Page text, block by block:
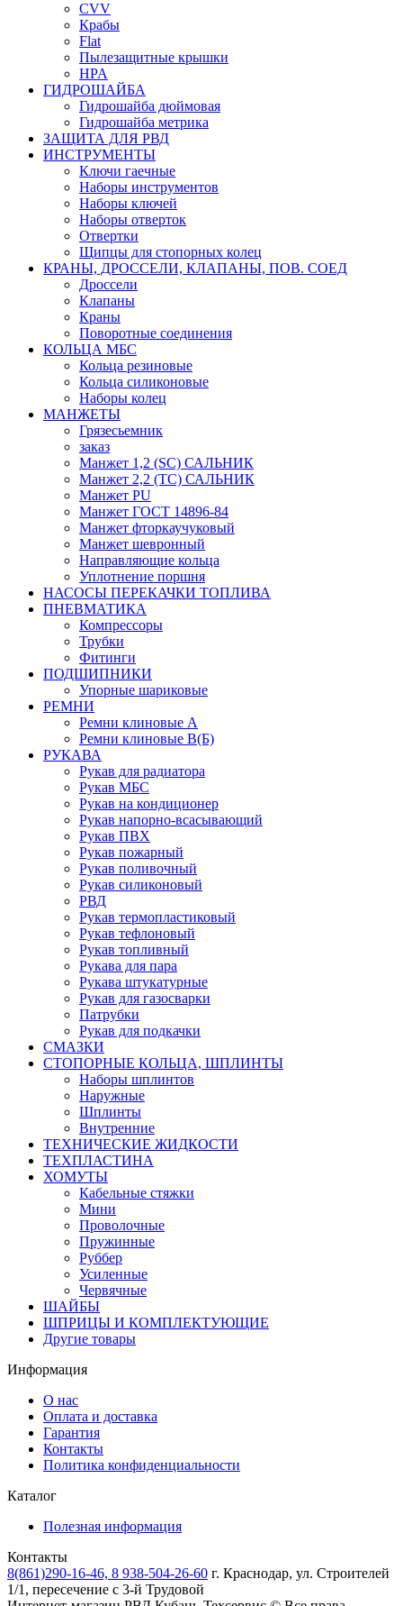
CVV
Крабы
Flat
Пылезащитные крышки
HPA
ГИДРОШАЙБА
Гидрошайба дюймовая
Гидрошайба метрика
ЗАЩИТА ДЛЯ РВД
ИНСТРУМЕНТЫ
Ключи гаечные
Наборы инструментов
Наборы ключей
Наборы отверток
Отвертки
Щипцы для стопорных колец
КРАНЫ, ДРОССЕЛИ, КЛАПАНЫ, ПОВ. СОЕД
Дроссели
Клапаны
Краны
Поворотные соединения
КОЛЬЦА МБС
Кольца резиновые
Кольца силиконовые
Наборы колец
МАНЖЕТЫ
Грязесьемник
заказ
Манжет 1,2 (SC) САЛЬНИК
Манжет 2,2 (ТС) САЛЬНИК
Манжет PU
Манжет ГОСТ 14896-84
Манжет фторкаучуковый
Манжет шевронный
Направляющие кольца
Уплотнение поршня
НАСОСЫ ПЕРЕКАЧКИ ТОПЛИВА
ПНЕВМАТИКА
Компрессоры
Трубки
Фитинги
ПОДШИПНИКИ
Упорные шариковые
РЕМНИ
Ремни клиновые А
Ремни клиновые В(Б)
РУКАВА
Рукав для радиатора
Рукав МБС
Рукав на кондиционер
Рукав напорно-всасывающий
Рукав ПВХ
Рукав пожарный
Рукав поливочный
Рукав силиконовый
РВД
Рукав термопластиковый
Рукав тефлоновый
Рукав топливный
Рукава для пара
Рукава штукатурные
Рукав для газосварки
Патрубки
Рукав для подкачки
СМАЗКИ
СТОПОРНЫЕ КОЛЬЦА, ШПЛИНТЫ
Наборы шплинтов
Наружные
Шплинты
Внутренние
ТЕХНИЧЕСКИЕ ЖИДКОСТИ
ТЕХПЛАСТИНА
ХОМУТЫ
Кабельные стяжки
Мини
Проволочные
Пружинные
Руббер
Усиленные
Червячные
ШАЙБЫ
ШПРИЦЫ И КОМПЛЕКТУЮЩИЕ
Другие товары
Информация
О нас
Оплата и доставка
Гарантия
Контакты
Политика конфиденциальности
Каталог
Полезная информация
Контакты
8(861)290-16-46, 8 938-504-26-60 г. Краснодар, ул. Строителей
1/1, пересечение с 3-й Трудовой